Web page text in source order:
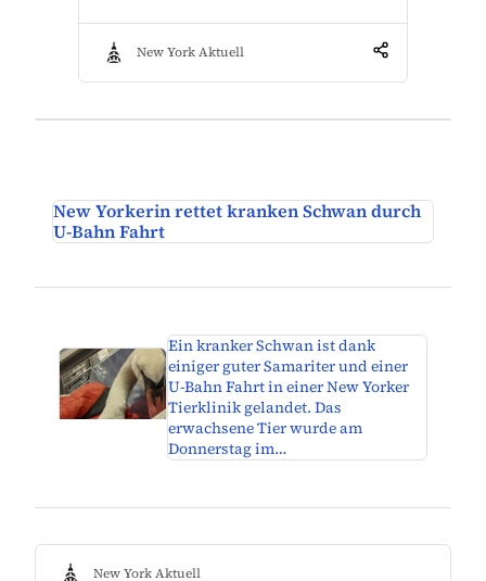
New York Aktuell
New Yorkerin rettet kranken Schwan durch
U-Bahn Fahrt
Ein kranker Schwan ist dank
einiger guter Samariter und einer
U-Bahn Fahrt in einer New Yorker
Tierklinik gelandet. Das
erwachsene Tier wurde am
Donnerstag im…
New York Aktuell